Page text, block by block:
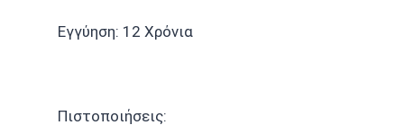
Εγγύηση: 12 Χρόνια
Πιστοποιήσεις: